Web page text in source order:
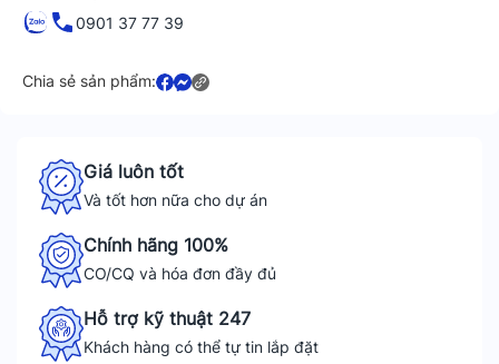
0901 37 77 39
Chia sẻ sản phẩm:
Giá luôn tốt
Và tốt hơn nữa cho dự án
Chính hãng 100%
CO/CQ và hóa đơn đầy đủ
Hỗ trợ kỹ thuật 247
Khách hàng có thể tự tin lắp đặt